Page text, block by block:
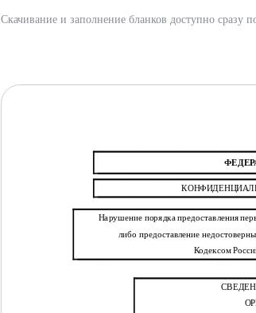
Скачивание и заполнение бланков доступно сразу
Нарушение порядка предоставления
либо предоставление
Кодексом